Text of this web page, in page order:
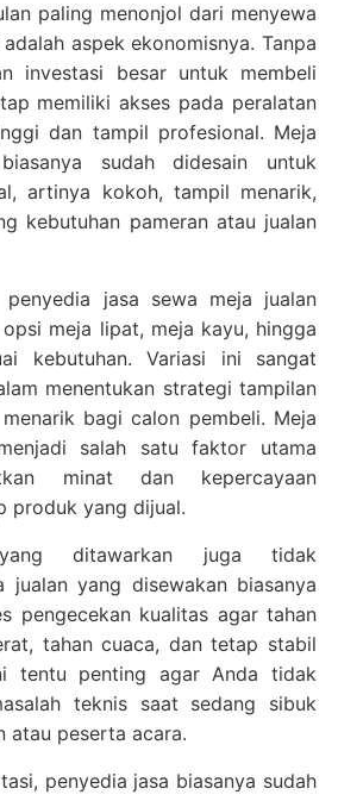
paling menonjol dari menyewa
aspek ekonomisnya. Tanpa
investasi besar untuk membeli
memiliki akses pada peralatan
dan tampil profesional. Meja
sudah didesain untuk
artinya kokoh, tampil menarik,
kebutuhan pameran atau jualan
jasa sewa meja jualan
meja lipat, meja kayu, hingga
kebutuhan. Variasi ini sangat
menentukan strategi tampilan
bagi calon pembeli. Meja
salah satu faktor utama
minat dan kepercayaan
produk yang dijual.
ditawarkan juga tidak
jualan yang disewakan biasanya
pengecekan kualitas agar tahan
tahan cuaca, dan tetap stabil
tentu penting agar Anda tidak
teknis saat sedang sibuk
atau peserta acara.
penyedia jasa biasanya sudah